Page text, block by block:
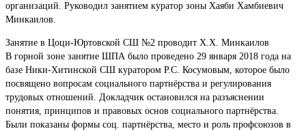
организаций. Руководил занятием куратор зоны Хаяби Хамбиевич
Минкаилов.
Занятие в Цоци-Юртовской СШ №2 проводит Х.Х. Минкаилов
В горной зоне занятие ШПА было проведено 29 января 2018 года на
базе Ники-Хитинской СШ куратором Р.С. Косумовым, которое было
посвящено вопросам социального партнёрства и регулирования
трудовых отношений. Докладчик остановился на разъяснении
понятия, принципов и правовых основ социального партнёрства.
Были показаны формы соц. партнёрства, место и роль профсоюзов в